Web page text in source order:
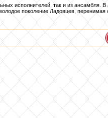
исполнителей, так и из ансамбля.
поколение Ладовцев,